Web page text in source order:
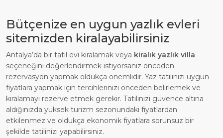
Bütçenize en uygun yazlık evleri
sitemizden kiralayabilirsiniz
Antalya’da bir tatil evi kiralamak veya kiralık yazlık villa
seçeneğini değerlendirmek istiyorsanız önceden
rezervasyon yapmak oldukça önemlidir. Yaz tatilinizi uygun
fiyatlara yapmak için tercihlerinizi önceden belirlemek ve
kiralamayı rezerve etmek gerekir. Tatilinizi güvence altına
aldığınızda yüksek turizm sezonundaki fiyatlardan
etkilenmez ve oldukça ekonomik fiyatlara sorunsuz bir
şekilde tatilinizi yapabilirsiniz.